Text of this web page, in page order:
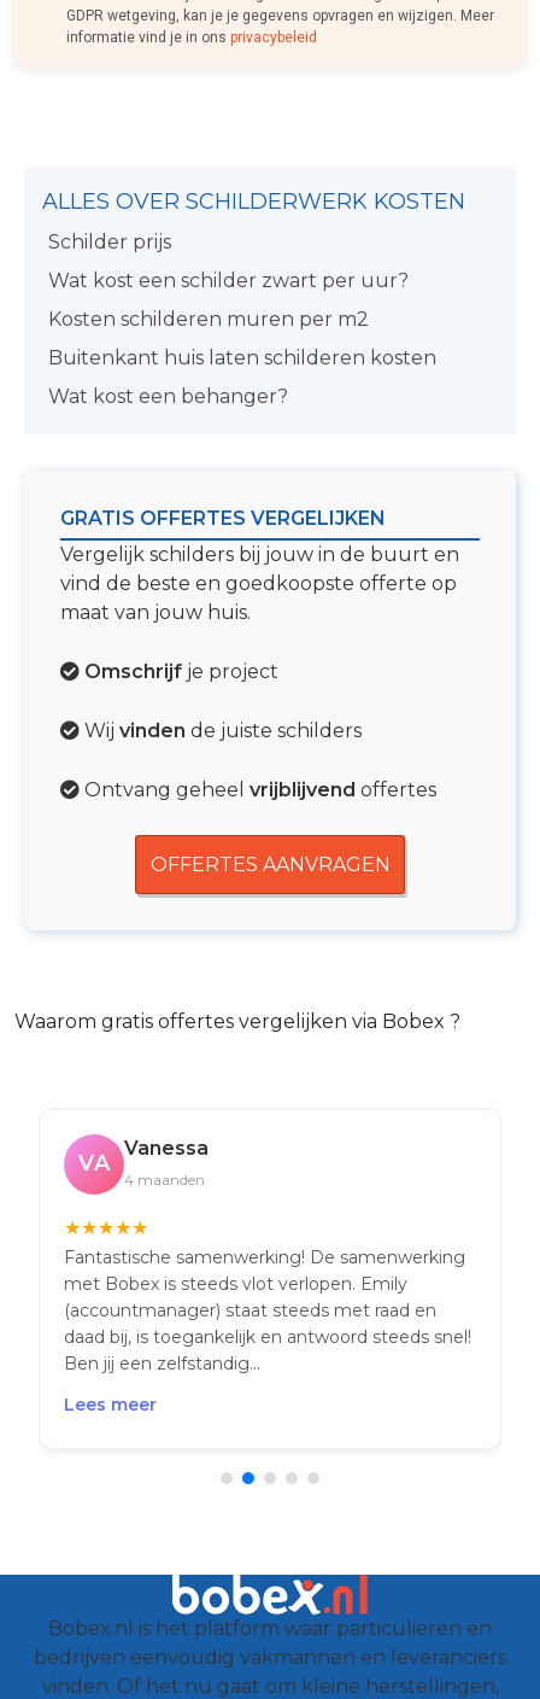
GDPR wetgeving, kan je je gegevens opvragen en wijzigen. Meer
informatie vind je in ons privacybeleid
ALLES OVER SCHILDERWERK KOSTEN
Schilder prijs
Wat kost een schilder zwart per uur?
Kosten schilderen muren per m2
Buitenkant huis laten schilderen kosten
Wat kost een behanger?
GRATIS OFFERTES VERGELIJKEN
Vergelijk schilders bij jouw in de buurt en
vind de beste en goedkoopste offerte op
maat van jouw huis.
Omschrijf je project
Wij vinden de juiste schilders
Ontvang geheel vrijblijvend offertes
OFFERTES AANVRAGEN
Waarom gratis offertes vergelijken via Bobex ?
VA
Vanessa
4 maanden
★★★★★
Fantastische samenwerking! De samenwerking
met Bobex is steeds vlot verlopen. Emily
(accountmanager) staat steeds met raad en
daad bij, is toegankelijk en antwoord steeds snel!
Ben jij een zelfstandig...
Lees meer
Bobex.nl is het platform waar particulieren en
bedrijven eenvoudig vakmannen en leveranciers
vinden. Of het nu gaat om kleine herstellingen,